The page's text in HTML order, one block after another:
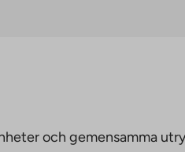
och gemensamma